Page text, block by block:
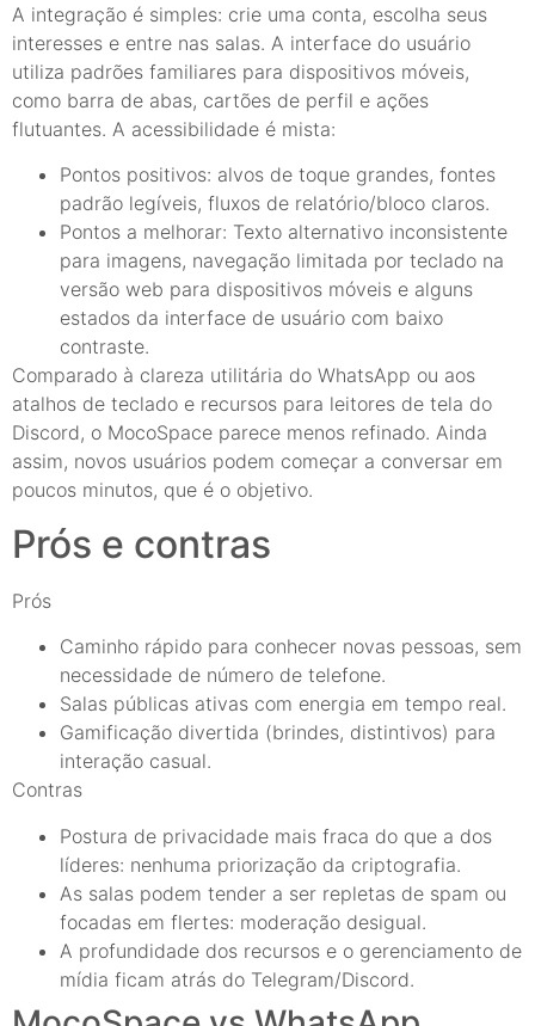
A integração é simples: crie uma conta, escolha seus
interesses e entre nas salas. A interface do usuário
utiliza padrões familiares para dispositivos móveis,
como barra de abas, cartões de perfil e ações
flutuantes. A acessibilidade é mista:
Pontos positivos: alvos de toque grandes, fontes
padrão legíveis, fluxos de relatório/bloco claros.
Pontos a melhorar: Texto alternativo inconsistente
para imagens, navegação limitada por teclado na
versão web para dispositivos móveis e alguns
estados da interface de usuário com baixo
contraste.
Comparado à clareza utilitária do WhatsApp ou aos
atalhos de teclado e recursos para leitores de tela do
Discord, o MocoSpace parece menos refinado. Ainda
assim, novos usuários podem começar a conversar em
poucos minutos, que é o objetivo.
Prós e contras
Prós
Caminho rápido para conhecer novas pessoas, sem
necessidade de número de telefone.
Salas públicas ativas com energia em tempo real.
Gamificação divertida (brindes, distintivos) para
interação casual.
Contras
Postura de privacidade mais fraca do que a dos
líderes: nenhuma priorização da criptografia.
As salas podem tender a ser repletas de spam ou
focadas em flertes: moderação desigual.
A profundidade dos recursos e o gerenciamento de
mídia ficam atrás do Telegram/Discord.